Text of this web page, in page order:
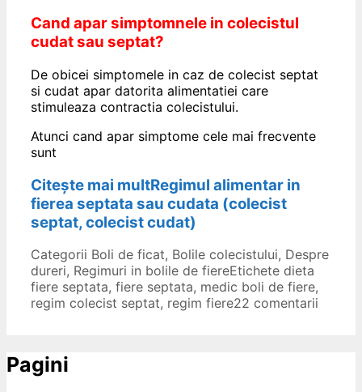
Cand apar simptomnele in colecistul
cudat sau septat?
De obicei simptomele in caz de colecist septat
si cudat apar datorita alimentatiei care
stimuleaza contractia colecistului.
Atunci cand apar simptome cele mai frecvente
sunt
Citește mai multRegimul alimentar in
fierea septata sau cudata (colecist
septat, colecist cudat)
Categorii Boli de ficat, Bolile colecistului, Despre
dureri, Regimuri in bolile de fiereEtichete dieta
fiere septata, fiere septata, medic boli de fiere,
regim colecist septat, regim fiere22 comentarii
Pagini